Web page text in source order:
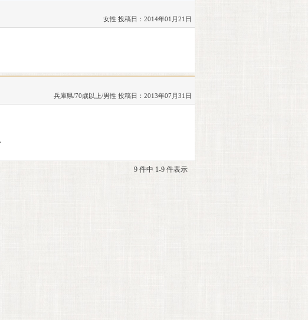
女性 投稿日：2014年01月21日
兵庫県/70歳以上/男性 投稿日：2013年07月31日
9 件中 1-9 件表示